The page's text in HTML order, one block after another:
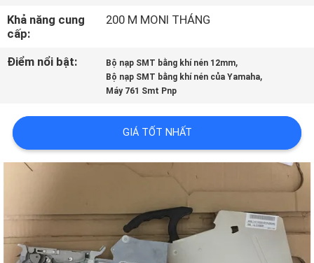
KIỂM
SOÁT
CHẤT
LIÊN
HỆ
CHÚNG
TÔI
Khả năng cung
cấp:
200 M MONI THÁNG
Điểm nổi bật: Bộ nạp SMT bằng khí nén 12mm,
Bộ nạp SMT bằng khí nén của Yamaha,
Máy 761 Smt Pnp
GIÁ TỐT NHẤT